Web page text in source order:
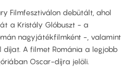
Filmfesztiválon debütált, ahol
a Kristály Glóbuszt - a
nagyjátékfilmként -, valamint
díjat. A filmet Románia a legjobb
Oscar-díjra jelöli.